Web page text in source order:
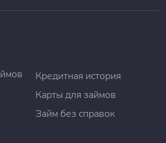
Кредитная история
Карты для займов
Займ без справок